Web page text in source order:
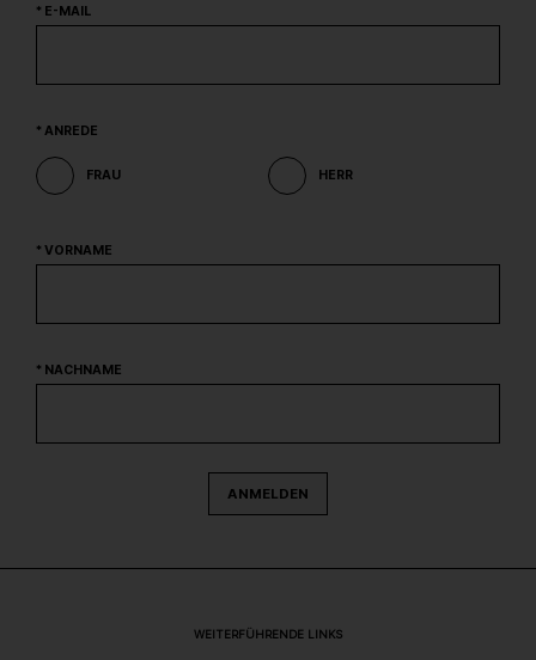
* E-MAIL
* ANREDE
FRAU HERR
* VORNAME
* NACHNAME
ANMELDEN
LEER
WEITERFÜHRENDE LINKS